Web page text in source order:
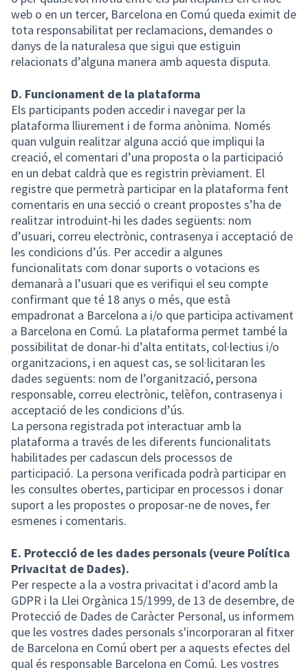
web o en un tercer, Barcelona en Comú queda eximit de
tota responsabilitat per reclamacions, demandes o
danys de la naturalesa que sigui que estiguin
relacionats d’alguna manera amb aquesta disputa.
D. Funcionament de la plataforma
Els participants poden accedir i navegar per la
plataforma lliurement i de forma anònima. Només
quan vulguin realitzar alguna acció que impliqui la
creació, el comentari d’una proposta o la participació
en un debat caldrà que es registrin prèviament. El
registre que permetrà participar en la plataforma fent
comentaris en una secció o creant propostes s’ha de
realitzar introduint-hi les dades següents: nom
d’usuari, correu electrònic, contrasenya i acceptació de
les condicions d’ús. Per accedir a algunes
funcionalitats com donar suports o votacions es
demanarà a l’usuari que es verifiqui el seu compte
confirmant que té 18 anys o més, que està
empadronat a Barcelona a i/o que participa activament
a Barcelona en Comú. La plataforma permet també la
possibilitat de donar-hi d’alta entitats, col·lectius i/o
organitzacions, i en aquest cas, se sol·licitaran les
dades següents: nom de l’organització, persona
responsable, correu electrònic, telèfon, contrasenya i
acceptació de les condicions d’ús.
La persona registrada pot interactuar amb la
plataforma a través de les diferents funcionalitats
habilitades per cadascun dels processos de
participació. La persona verificada podrà participar en
les consultes obertes, participar en processos i donar
suport a les propostes o proposar-ne de noves, fer
esmenes i comentaris.
E. Protecció de les dades personals (veure Política
Privacitat de Dades).
Per respecte a la a vostra privacitat i d'acord amb la
GDPR i la Llei Orgànica 15/1999, de 13 de desembre, de
Protecció de Dades de Caràcter Personal, us informem
que les vostres dades personals s'incorporaran al fitxer
de Barcelona en Comú obert per a aquests efectes del
qual és responsable Barcelona en Comú. Les vostres